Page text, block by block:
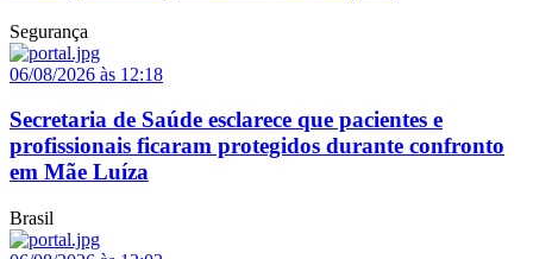
Segurança
06/08/2026 às 12:18
Secretaria de Saúde esclarece que pacientes e
profissionais ficaram protegidos durante confronto
em Mãe Luíza
Brasil